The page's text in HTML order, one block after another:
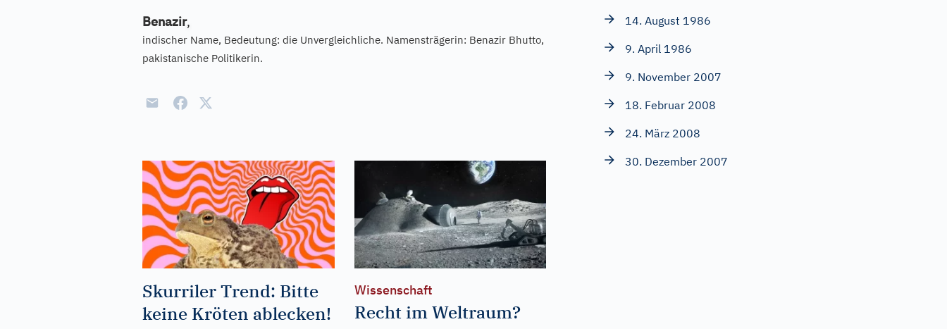
Benazir,
indischer Name, Bedeutung: die Unvergleichliche. Namensträgerin: Benazir Bhutto,
pakistanische Politikerin.
Skurriler Trend: Bitte
keine Kröten ablecken!
Wissenschaft
Recht im Weltraum?
14. August 1986
9. April 1986
9. November 2007
18. Februar 2008
24. März 2008
30. Dezember 2007